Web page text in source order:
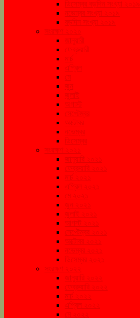
ডিসেম্বর বড়দিন সংখ্যা ২০১৯
নভেম্বর সংখ্যা ২০১৯
বড়দিন সংখ্যা ২০১৯
সংরক্ষণ ২০২০
জানুয়ারী
ফেব্রুয়ারী
মার্চ
এপ্রিল
মে
জুন
জুলাই
অগাস্ট
সেপ্টেম্বর
অক্টোবর
নভেম্বর
ডিসেম্বর
সংরক্ষণ ২০২১
জানুয়ারি ২০২১
ফেব্রুয়ারি ২০২১
মার্চ ২০২১
এপ্রিল ২০২১
মে ২০২১
জুন ২০২১
জুলাই ২০২১
আগস্ট ২০২১
সেপ্টেম্বর ২০২১
অক্টোবর ২০২১
নভেম্বর ২০২১
ডিসেম্বর ২০২১
সংরক্ষণ ২০২২
জানুয়ারি ২০২২
ফেব্রুয়ারি ২০২২
মার্চ ২০২২
এপ্রিল ২০২২
মে ২০২২